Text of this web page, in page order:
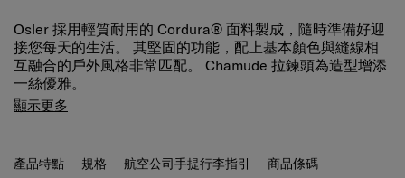
Osler 採用輕質耐用的 Cordura® 面料製成，隨時準備好迎
接您每天的生活。 其堅固的功能，配上基本顏色與縫線相
互融合的戶外風格非常匹配。 Chamude 拉鍊頭為造型增添
一絲優雅。
Osler 迷你斜揹袋有一個帶拉鍊的主隔層，可確保您的物品
的物品之餘亦能輕鬆手提。
顯示更多
產品特點 規格 航空公司手提行李指引 商品條碼